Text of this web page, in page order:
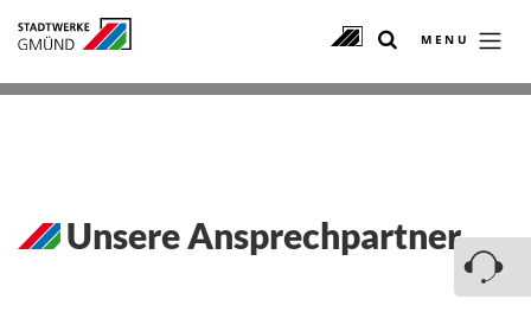
MENU
Unsere Ansprechpartner